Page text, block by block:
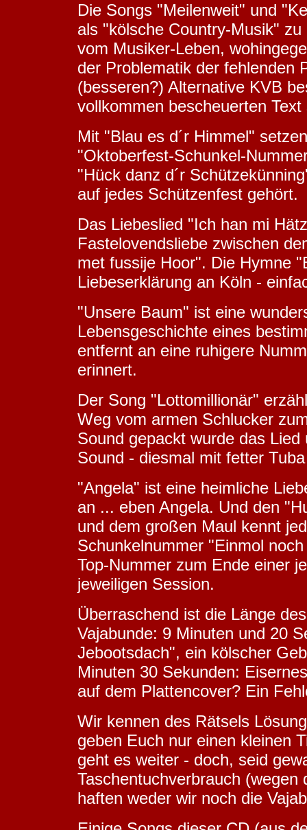
Die Songs "Meilenweit" und
als "kölsche Country-Musik"
vom Musiker-Leben,
der Problematik der fehlenden
(besseren?) Alternative KVB
vollkommen bescheuerten Text
Mit "Blau es d´r Himmel"
"Oktoberfest-Schunkel-
"Hück danz d´r
auf jedes Schützenfest gehört.
Das Liebeslied "Ich han mi
Fastelovendsliebe zwischen
met fussije Hoor". Die Hymne
Liebeserklärung an Köln -
"Unsere Baum" ist eine
Lebensgeschichte eines
entfernt an eine ruhigere
erinnert.
Der Song "Lottomillionär"
Weg vom armen Schlucker
Sound gepackt wurde das
Sound - diesmal mit fetter
"Angela" ist eine heimliche
an ... eben Angela. Und den
und dem großen Maul kennt
Schunkelnummer "Einmol
Top-Nummer zum Ende einer
jeweiligen Session.
Überraschend ist die Länge
Vajabunde: 9 Minuten und 20
Jebootsdach", ein kölscher
Minuten 30 Sekunden:
auf dem Plattencover? Ein
Wir kennen des Rätsels
geben Euch nur einen kleinen
geht es weiter - doch, seid
Taschentuchverbrauch
haften weder wir noch die